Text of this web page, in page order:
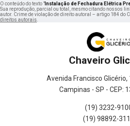
O conteúdo do texto " Instalação de Fechadura Elétrica
Sua reprodução, parcial ou total, mesmo citando nossos
autor. Crime de violação de direito autoral – artigo 184 do
direitos autorais
Chaveiro
Avenida Francisco Glicério,
Campinas - SP - CEP:
(19) 3232-
(19) 98892-